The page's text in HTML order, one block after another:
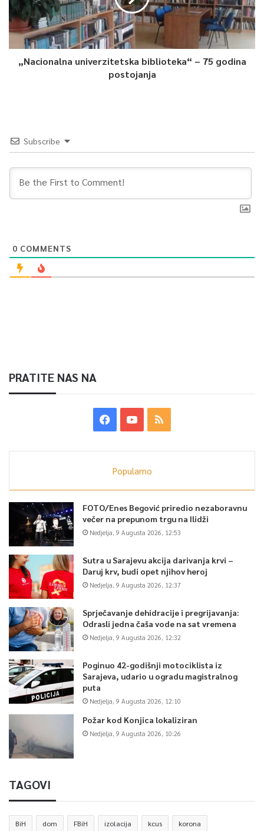
„Nacionalna univerzitetska biblioteka“ – 75 godina
postojanja
Subscribe
0 COMMENTS
PRATITE NAS NA
Popularno
FOTO/Enes Begović priredio nezaboravnu
večer na prepunom trgu na Ilidži
Nedjelja, 9 Augusta 2026, 12:53
Sutra u Sarajevu akcija darivanja krvi –
Daruj krv, budi opet njihov heroj
Nedjelja, 9 Augusta 2026, 12:37
Sprječavanje dehidracije i pregrijavanja:
Odrasli jedna čaša vode na sat vremena
Nedjelja, 9 Augusta 2026, 12:32
Poginuo 42-godišnji motociklista iz
Sarajeva, udario u ogradu magistralnog
puta
Nedjelja, 9 Augusta 2026, 12:10
Požar kod Konjica lokaliziran
Nedjelja, 9 Augusta 2026, 10:26
TAGOVI
BiH dom FBiH izolacija kcus korona